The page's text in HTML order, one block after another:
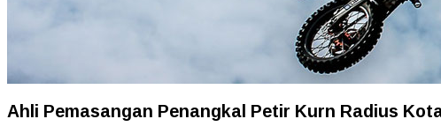
Ahli Pemasangan Penangkal Petir Kurn Radius